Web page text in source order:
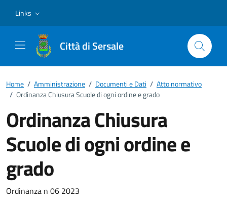
Links
Città di Sersale
Home / Amministrazione / Documenti e Dati / Atto normativo
/ Ordinanza Chiusura Scuole di ogni ordine e grado
Ordinanza Chiusura
Scuole di ogni ordine e
grado
Dettagli del documento
Ordinanza n 06 2023